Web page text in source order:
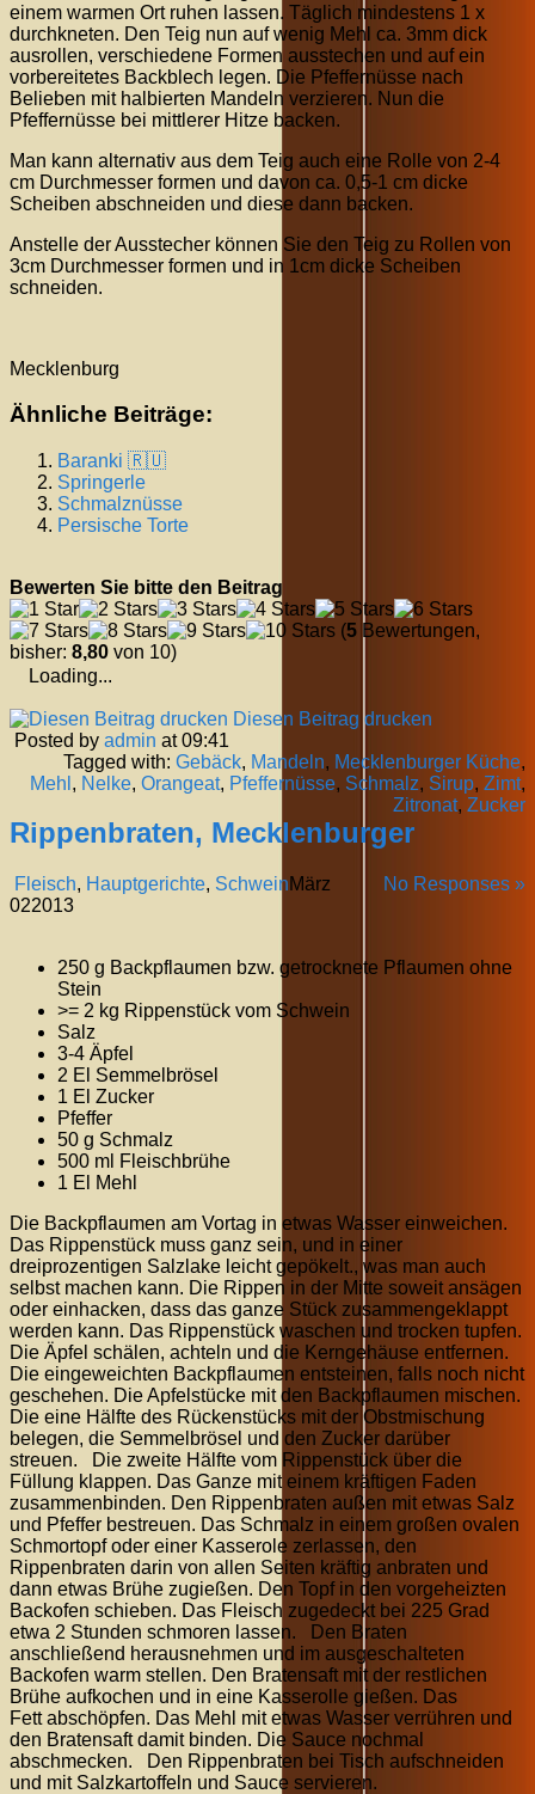
einem warmen Ort ruhen lassen. Täglich mindestens 1 x
durchkneten. Den Teig nun auf wenig Mehl ca. 3mm dick
ausrollen, verschiedene Formen ausstechen und auf ein
vorbereitetes Backblech legen. Die Pfeffernüsse nach
Belieben mit halbierten Mandeln verzieren. Nun die
Pfeffernüsse bei mittlerer Hitze backen.
Man kann alternativ aus dem Teig auch eine Rolle von 2-4
cm Durchmesser formen und davon ca. 0,5-1 cm dicke
Scheiben abschneiden und diese dann backen.
Anstelle der Ausstecher können Sie den Teig zu Rollen von
3cm Durchmesser formen und in 1cm dicke Scheiben
schneiden.
Mecklenburg
Ähnliche Beiträge:
Baranki 🇷🇺
Springerle
Schmalznüsse
Persische Torte
Bewerten Sie bitte den Beitrag
(5 Bewertungen,
bisher: 8,80 von 10)
Loading...
Diesen Beitrag drucken
Posted by admin at 09:41
Tagged with: Gebäck, Mandeln, Mecklenburger Küche,
Mehl , Nelke, Orangeat, Pfeffernüsse, Schmalz, Sirup, Zimt,
Zitronat, Zucker
Rippenbraten, Mecklenburger
Fleisch, Hauptgerichte, Schwein No Responses »
März
022013
250 g Backpflaumen bzw. getrocknete Pflaumen ohne
Stein
>= 2 kg Rippenstück vom Schwein
Salz
3-4 Äpfel
2 El Semmelbrösel
1 El Zucker
Pfeffer
50 g Schmalz
500 ml Fleischbrühe
1 El Mehl
Die Backpflaumen am Vortag in etwas Wasser einweichen.
Das Rippenstück muss ganz sein, und in einer
dreiprozentigen Salzlake leicht gepökelt., was man auch
selbst machen kann. Die Rippen in der Mitte soweit ansägen
oder einhacken, dass das ganze Stück zusammengeklappt
werden kann. Das Rippenstück waschen und trocken tupfen.
Die Äpfel schälen, achteln und die Kerngehäuse entfernen.
Die eingeweichten Backpflaumen entsteinen, falls noch nicht
geschehen. Die Apfelstücke mit den Backpflaumen mischen.
Die eine Hälfte des Rückenstücks mit der Obstmischung
belegen, die Semmelbrösel und den Zucker darüber
streuen. Die zweite Hälfte vom Rippenstück über die
Füllung klappen. Das Ganze mit einem kräftigen Faden
zusammenbinden. Den Rippenbraten außen mit etwas Salz
und Pfeffer bestreuen. Das Schmalz in einem großen ovalen
Schmortopf oder einer Kasserole zerlassen, den
Rippenbraten darin von allen Seiten kräftig anbraten und
dann etwas Brühe zugießen. Den Topf in den vorgeheizten
Backofen schieben. Das Fleisch zugedeckt bei 225 Grad
etwa 2 Stunden schmoren lassen. Den Braten
anschließend herausnehmen und im ausgeschalteten
Backofen warm stellen. Den Bratensaft mit der restlichen
Brühe aufkochen und in eine Kasserolle gießen. Das
Fett abschöpfen. Das Mehl mit etwas Wasser verrühren und
den Bratensaft damit binden. Die Sauce nochmal
abschmecken. Den Rippenbraten bei Tisch aufschneiden
und mit Salzkartoffeln und Sauce servieren.